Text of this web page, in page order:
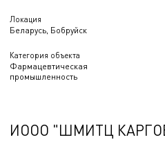
Локация
Беларусь, Бобруйск
Категория объекта
Фармацевтическая
промышленность
ИООО "ШМИТЦ